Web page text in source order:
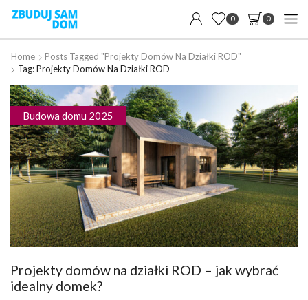
0 0
Home
Posts Tagged "projekty Domów Na Działki ROD"
Tag: Projekty Domów Na Działki ROD
Budowa domu 2025
Projekty domów na działki ROD – jak wybrać
idealny domek?